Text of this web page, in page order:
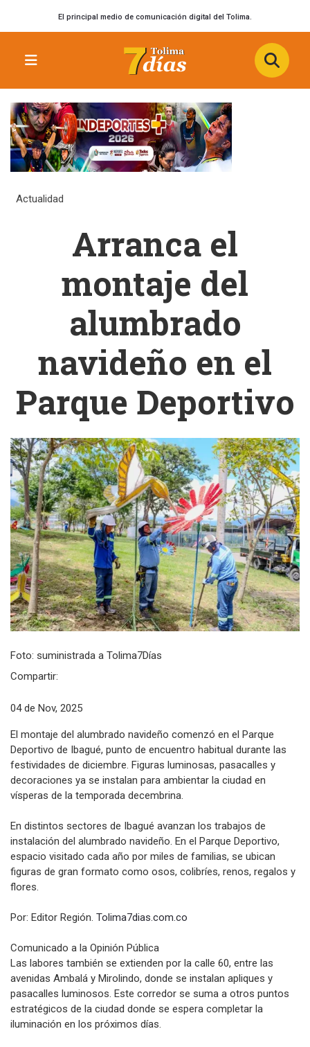
El principal medio de comunicación digital del Tolima.
Actualidad
Arranca el
montaje del
alumbrado
navideño en el
Parque Deportivo
Foto: suministrada a Tolima7Días
Compartir:
04 de Nov, 2025
El montaje del alumbrado navideño comenzó en el Parque
Deportivo de Ibagué, punto de encuentro habitual durante las
festividades de diciembre. Figuras luminosas, pasacalles y
decoraciones ya se instalan para ambientar la ciudad en
vísperas de la temporada decembrina.
En distintos sectores de Ibagué avanzan los trabajos de
instalación del alumbrado navideño. En el Parque Deportivo,
espacio visitado cada año por miles de familias, se ubican
figuras de gran formato como osos, colibríes, renos, regalos y
flores.
Por: Editor Región. Tolima7dias.com.co
Comunicado a la Opinión Pública
Las labores también se extienden por la calle 60, entre las
avenidas Ambalá y Mirolindo, donde se instalan apliques y
pasacalles luminosos. Este corredor se suma a otros puntos
estratégicos de la ciudad donde se espera completar la
iluminación en los próximos días.